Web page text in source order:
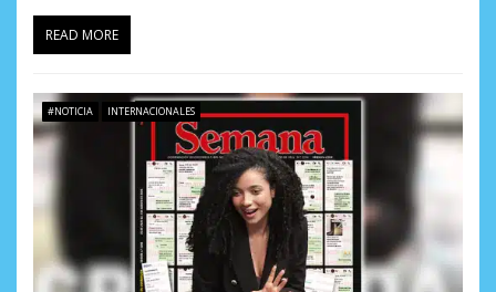
READ MORE
#NOTICIA INTERNACIONALES